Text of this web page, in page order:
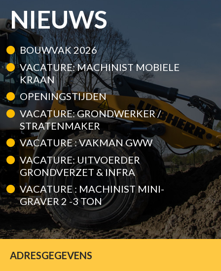
NIEUWS
BOUWVAK 2026
VACATURE: MACHINIST MOBIELE
KRAAN
OPENINGSTIJDEN
VACATURE: GRONDWERKER /
STRATENMAKER
VACATURE : VAKMAN GWW
VACATURE: UITVOERDER
GRONDVERZET & INFRA
VACATURE : MACHINIST MINI-
GRAVER 2 -3 TON
ADRESGEGEVENS